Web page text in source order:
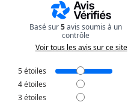
Basé sur5avis soumis à un
contrôle
Voir tous les avis sur ce site
5étoiles
4étoiles
3étoiles